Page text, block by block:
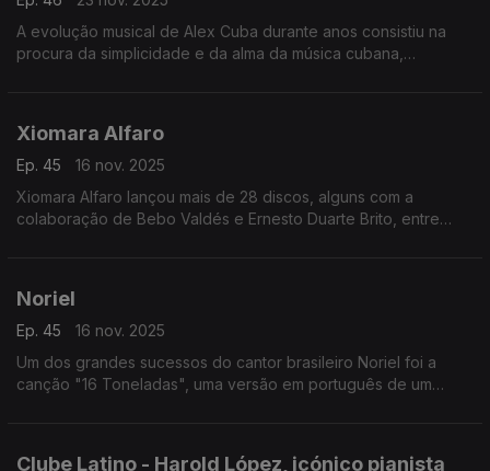
A evolução musical de Alex Cuba durante anos consistiu na
procura da simplicidade e da alma da música cubana,
Xiomara Alfaro
Ep. 45
16 nov. 2025
Xiomara Alfaro lançou mais de 28 discos, alguns com a
colaboração de Bebo Valdés e Ernesto Duarte Brito, entre
Noriel
Ep. 45
16 nov. 2025
Um dos grandes sucessos do cantor brasileiro Noriel foi a
canção "16 Toneladas", uma versão em português de um
Clube Latino - Harold López, icónico pianista